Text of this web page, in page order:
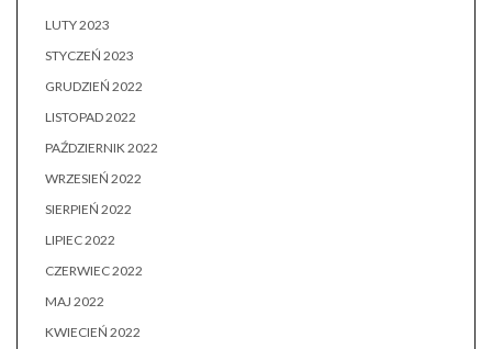
LUTY 2023
STYCZEŃ 2023
GRUDZIEŃ 2022
LISTOPAD 2022
PAŹDZIERNIK 2022
WRZESIEŃ 2022
SIERPIEŃ 2022
LIPIEC 2022
CZERWIEC 2022
MAJ 2022
KWIECIEŃ 2022